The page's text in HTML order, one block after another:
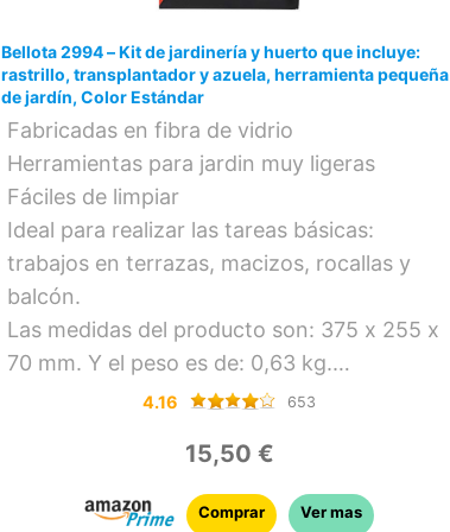
conseguir que tu patio luzca limpio, bonito y
cuidado.
SOBRE NOSOTROS: Desde nuestro
nacimiento en 1979, en Bikain hemos
crecido paso a paso hasta ofrecerte un
amplio catálogo de soluciones creativas
para artículos de poda, cultivo de huertos,
forestales, agrícolas, de hogar, automoción
y de ordenación.
Bellota 2994 – Kit de jardinería y huerto que incluye:
rastrillo, transplantador y azuela, herramienta pequeña
de jardín, Color Estándar
Fabricadas en fibra de vidrio
Herramientas para jardin muy ligeras
Fáciles de limpiar
Ideal para realizar las tareas básicas:
trabajos en terrazas, macizos, rocallas y
balcón.
Las medidas del producto son: 375 x 255 x
70 mm. Y el peso es de: 0,63 kg.
Con nuestras herramientas para la
tierra. En Bellota te ofrecemos
herramientas duraderas que nunca fallan.
4.16 653
15,50 €
Comprar Ver mas